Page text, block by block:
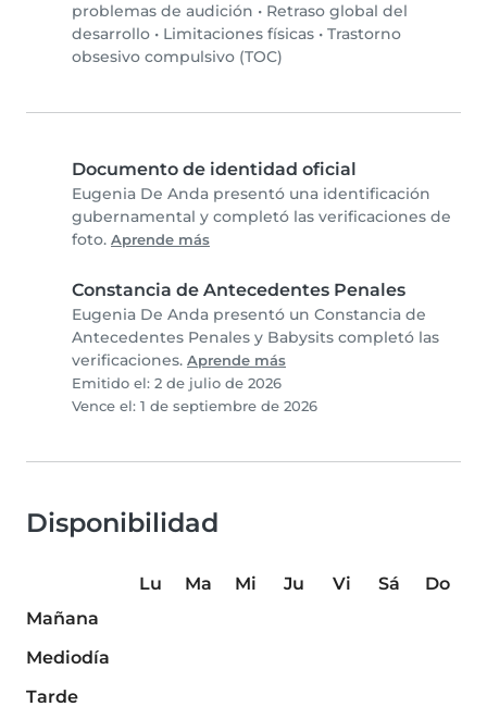
problemas de audición • Retraso global del
desarrollo • Limitaciones físicas • Trastorno
obsesivo compulsivo (TOC)
Documento de identidad oficial
Eugenia De Anda presentó una identificación
gubernamental y completó las verificaciones de
foto. Aprende más
Constancia de Antecedentes Penales
Eugenia De Anda presentó un Constancia de
Antecedentes Penales y Babysits completó las
verificaciones. Aprende más
Emitido el: 2 de julio de 2026
Vence el: 1 de septiembre de 2026
Disponibilidad
Lu Ma Mi Ju Vi Sá
Do
Mañana
Mediodía
Tarde